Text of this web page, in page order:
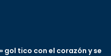
gol tico con el corazón y se